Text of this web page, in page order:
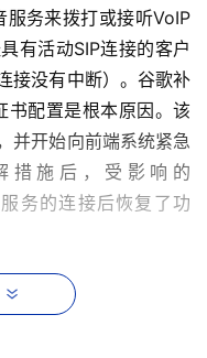
务来拨打或接听VoIP
有活动SIP连接的客户
接没有中断）。谷歌补
书配置是根本原因。该
并开始向前端系统紧急
措施后，受影响的
务的连接后恢复了功
事件